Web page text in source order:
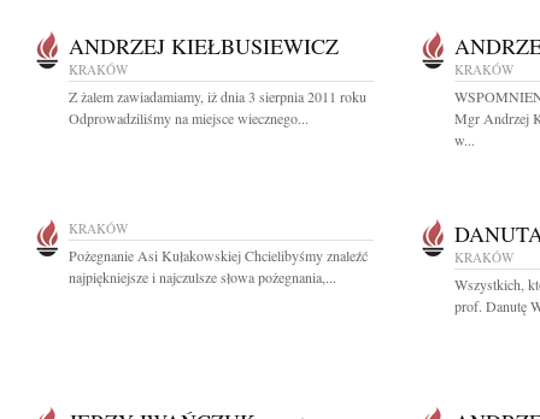
ANDRZEJ KIEŁBUSIEWICZ
KRAKÓW
Z żalem zawiadamiamy, iż dnia 3 sierpnia 2011 roku
Odprowadziliśmy na miejsce wiecznego...
KRAKÓW
Mgr Andrzej
w...
KRAKÓW
Pożegnanie Asi Kułakowskiej Chcielibyśmy znaleźć
najpiękniejsze i najczulsze słowa pożegnania,...
KRAKÓW
Wszystkich,
prof. Danutę